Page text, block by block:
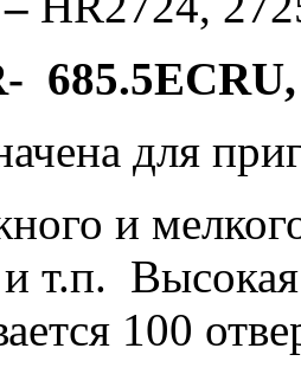
685.5ECRU,
для
и
т.п.
100